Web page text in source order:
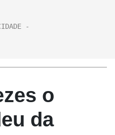
o
da